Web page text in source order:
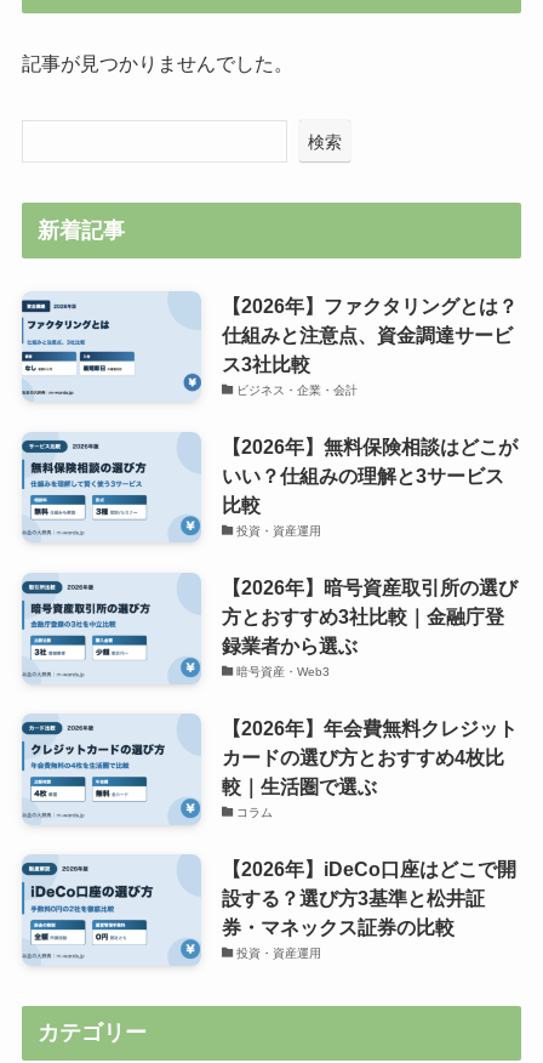
記事が見つかりませんでした。
検索
新着記事
【2026年】ファクタリングとは？
仕組みと注意点、資金調達サービ
ス3社比較
ビジネス・企業・会計
【2026年】無料保険相談はどこが
いい？仕組みの理解と3サービス
比較
投資・資産運用
【2026年】暗号資産取引所の選び
方とおすすめ3社比較｜金融庁登
録業者から選ぶ
暗号資産・Web3
【2026年】年会費無料クレジット
カードの選び方とおすすめ4枚比
較｜生活圏で選ぶ
コラム
【2026年】iDeCo口座はどこで開
設する？選び方3基準と松井証
券・マネックス証券の比較
投資・資産運用
カテゴリー